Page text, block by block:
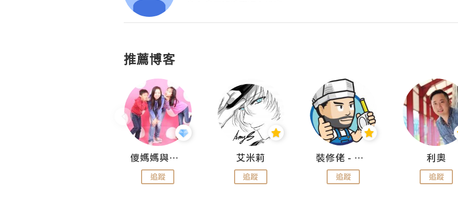
推薦博客
儍媽媽與兩隻小魔怪之家
追蹤
艾米莉
追蹤
裝修佬 - 香港一站式網上裝修平台
追蹤
利奧
追蹤